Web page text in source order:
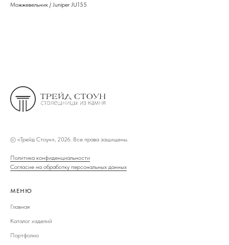
Можжевельник / Juniper JU155
© «Трейд Стоун», 2026. Все права защищены.
Политика конфиденциальности
Согласие на обработку персональных данных
МЕНЮ
Главная
Каталог изделий
Портфолио